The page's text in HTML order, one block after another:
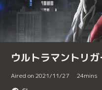
ウルトラマントリ
Aired on 2021/11/27 24mins